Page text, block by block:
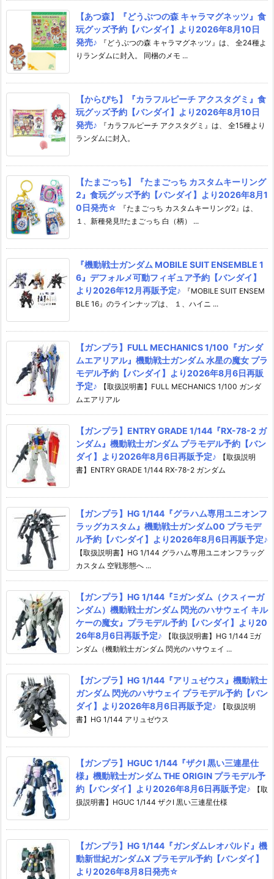
【あつ森】『どうぶつの森 キャラマグネッツ』食
玩グッズ予約【バンダイ】より2026年8月10日
発売♪
『どうぶつの森 キャラマグネッツ』は、 全24種よ
りランダムに封入。 同梱のメモ ...
【からぴち】『カラフルピーチ アクスタグミ』食
玩グッズ予約【バンダイ】より2026年8月10日
発売♪
『カラフルピーチ アクスタグミ』は、 全15種より
ランダムに封入。
【たまごっち】『たまごっち カスタムキーリング
2』食玩グッズ予約【バンダイ】より2026年8月1
0日発売☆
『たまごっち カスタムキーリング2』は、
１、新種発見!!たまごっち 白（柄） ...
『機動戦士ガンダム MOBILE SUIT ENSEMBLE 1
6』デフォルメ可動フィギュア予約【バンダイ】
より2026年12月再販予定♪
『MOBILE SUIT ENSEM
BLE 16』のラインナップは、 １、ハイニ ...
【ガンプラ】FULL MECHANICS 1/100『ガンダ
ムエアリアル』機動戦士ガンダム 水星の魔女 プラ
モデル予約【バンダイ】より2026年8月6日再販
予定♪
【取扱説明書】FULL MECHANICS 1/100 ガンダ
ムエアリアル
【ガンプラ】ENTRY GRADE 1/144『RX-78-2 ガ
ンダム』機動戦士ガンダム プラモデル予約【バン
ダイ】より2026年8月6日再販予定♪
【取扱説明
書】ENTRY GRADE 1/144 RX-78-2 ガンダム
【ガンプラ】HG 1/144『グラハム専用ユニオンフ
ラッグカスタム』機動戦士ガンダム00 プラモデ
ル予約【バンダイ】より2026年8月6日再販予定♪
【取扱説明書】HG 1/144 グラハム専用ユニオンフラッグ
カスタム 空戦形態へ ...
【ガンプラ】HG 1/144『Ξガンダム（クスィーガ
ンダム）機動戦士ガンダム 閃光のハサウェイ キル
ケーの魔女』プラモデル予約【バンダイ】より20
26年8月6日再販予定♪
【取扱説明書】HG 1/144 Ξガ
ンダム（機動戦士ガンダム 閃光のハサウェイ ...
【ガンプラ】HG 1/144『アリュゼウス』機動戦士
ガンダム 閃光のハサウェイ プラモデル予約【バン
ダイ】より2026年8月6日再販予定♪
【取扱説明
書】HG 1/144 アリュゼウス
【ガンプラ】HGUC 1/144『ザクI 黒い三連星仕
様』機動戦士ガンダム THE ORIGIN プラモデル予
約【バンダイ】より2026年8月6日再販予定♪
【取
扱説明書】HGUC 1/144 ザクI 黒い三連星仕様
【ガンプラ】HG 1/144『ガンダムレオパルド』機
動新世紀ガンダムX プラモデル予約【バンダイ】
より2026年8月8日発売☆